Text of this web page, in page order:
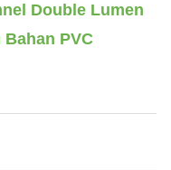
Double Lumen
PVC